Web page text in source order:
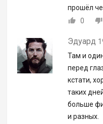
прошёл
0
Эдуард
Там и
перед
кстати,
таких
больше
и разных.